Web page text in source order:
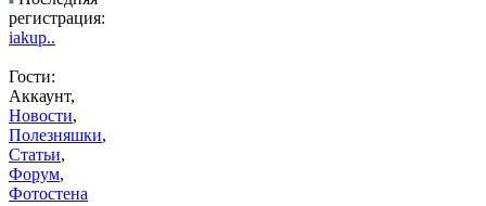
регистрация:
iakup..
Гости:
Аккаунт,
Новости,
Полезняшки,
Статьи,
Форум,
Фотостена